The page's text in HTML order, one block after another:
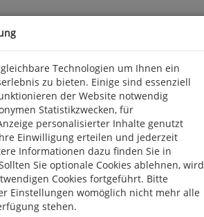
Technologien um Ihnen ein
zu bieten. Einige sind essenziell
der Website notwendig
Statistikzwecken, für
personalisierter Inhalte genutzt
Einwilligung erteilen und jederzeit
Informationen dazu finden Sie in
Sie optionale Cookies ablehnen, wird
Cookies fortgeführt. Bitte
Einstellungen womöglich nicht mehr alle
stehen.